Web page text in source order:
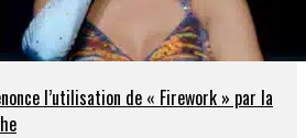
l’utilisation de « Firework » par la